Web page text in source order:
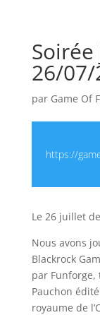
26/07/
par Game Of
https://
Le 26 juillet
Nous avons
Blackrock
par Funforge,
Pauchon
royaume de